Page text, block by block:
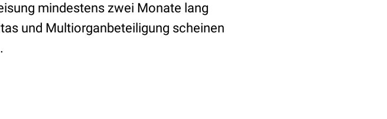
mindestens zwei Monate lang
und Multiorganbeteiligung scheinen